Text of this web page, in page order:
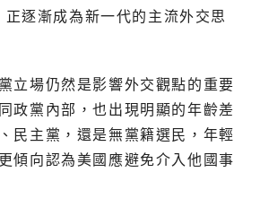
逐漸成為新一代的主流外交思
立場仍然是影響外交觀點的重要
政黨內部，也出現明顯的年齡差
民主黨，還是無黨籍選民，年輕
傾向認為美國應避免介入他國事